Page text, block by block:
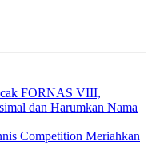
FORNAS VIII,
dan Harumkan Nama
Competition Meriahkan